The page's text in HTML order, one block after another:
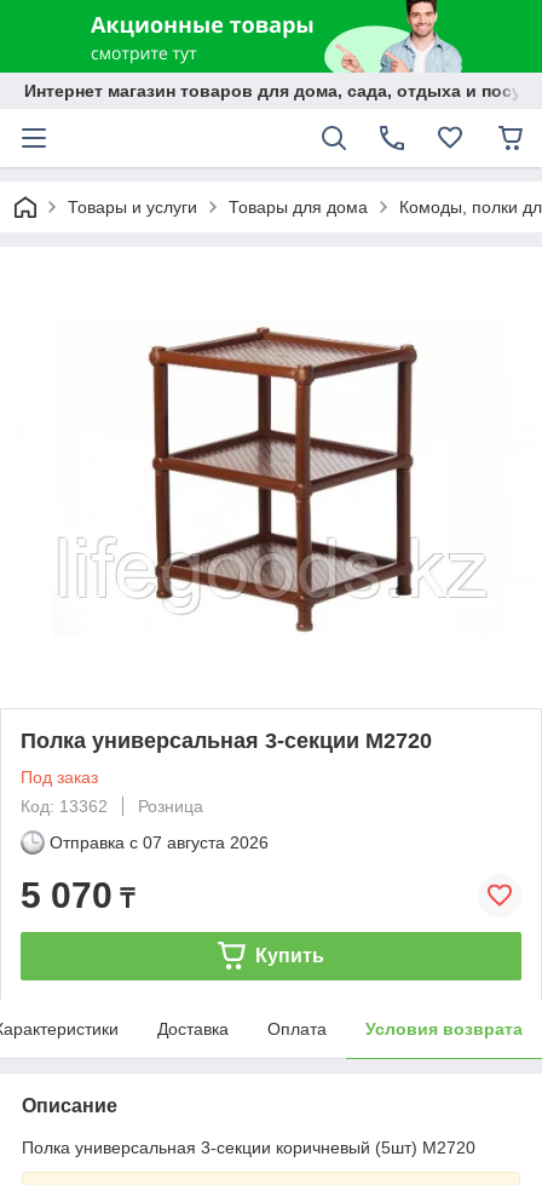
Интернет магазин товаров для дома, сада, отдыха и
Товары и услуги Товары для дома Комоды, полки
Полка универсальная 3-секции М2720
Под заказ
Код: 13362
Розница
Отправка с 07 августа 2026
5 070 ₸
Купить
Доставка Оплата Условия возврата
Описание
Полка универсальная 3-секции коричневый (5шт) М2720